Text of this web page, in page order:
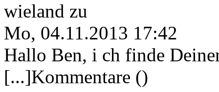
wieland zu
Mo, 04.11.2013 17:42
Hallo Ben, i ch finde
[...]Kommentare ()